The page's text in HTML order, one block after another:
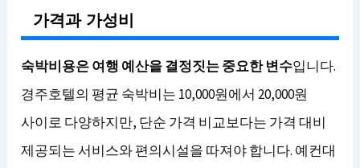
가격과 가성비
숙박비용은 여행 예산을 결정짓는 중요한 변수입니다.
경주호텔의 평균 숙박비는 10,000원에서 20,000원
사이로 다양하지만, 단순 가격 비교보다는 가격 대비
제공되는 서비스와 편의시설을 따져야 합니다. 예컨대